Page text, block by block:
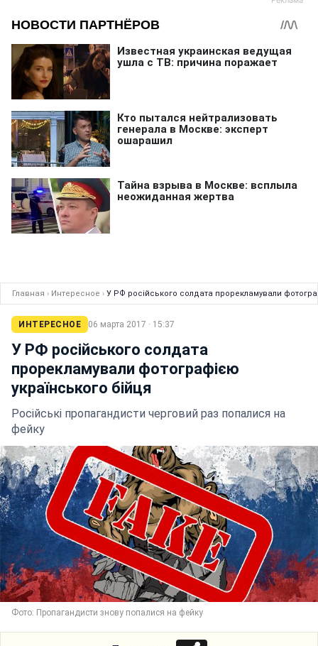
Главная › Интересное › У РФ російського солдата прорекламували
ИНТЕРЕСНОЕ 06 марта 2017 · 15:37
У РФ російського солдата
прорекламували фотографією
українського бійця
Російські пропагандисти черговий раз попалися на
фейку
Фото: Пропагандисти знову попалися на фейку